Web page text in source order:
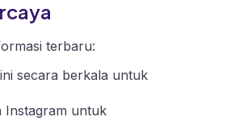
terbaru:
secara berkala untuk
Instagram untuk